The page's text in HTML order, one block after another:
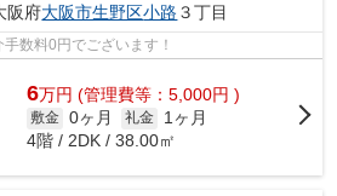
阪府大阪市生野区小路 ３丁目
数料0円でございます！
6万円 (管理費等：5,000円 )
敷金 0ヶ月 礼金
1ヶ月
4階 / 2DK / 38.00㎡